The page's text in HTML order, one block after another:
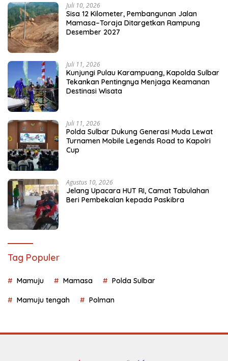
Juli 10, 2026
Sisa 12 Kilometer, Pembangunan Jalan
Mamasa–Toraja Ditargetkan Rampung
Desember 2027
Juli 11, 2026
Kunjungi Pulau Karampuang, Kapolda Sulbar
Tekankan Pentingnya Menjaga Keamanan
Destinasi Wisata
Juli 11, 2026
Polda Sulbar Dukung Generasi Muda Lewat
Turnamen Mobile Legends Road to Kapolri
Cup
Agustus 10, 2026
Jelang Upacara HUT RI, Camat Tabulahan
Beri Pembekalan kepada Paskibra
Tag Populer
Mamuju Mamasa Polda Sulbar
Mamuju tengah Polman